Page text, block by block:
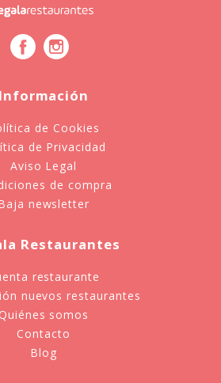
Información
de Cookies
de Privacidad
Aviso Legal
de compra
newsletter
Restaurantes
restaurante
nuevos restaurantes
Quiénes somos
Contacto
Blog